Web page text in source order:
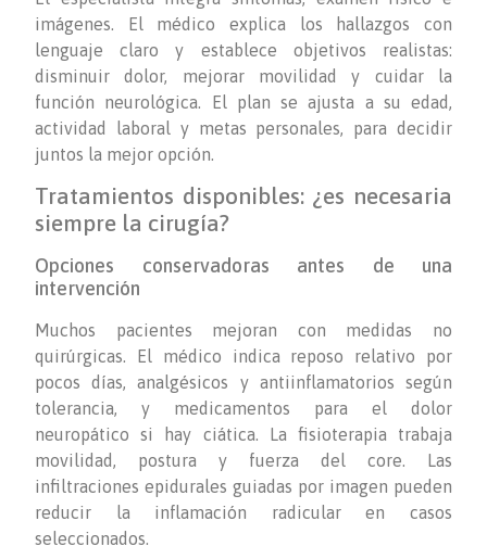
imágenes. El médico explica los hallazgos con
lenguaje claro y establece objetivos realistas:
disminuir dolor, mejorar movilidad y cuidar la
función neurológica. El plan se ajusta a su edad,
actividad laboral y metas personales, para decidir
juntos la mejor opción.
Tratamientos disponibles: ¿es necesaria
siempre la cirugía?
Opciones conservadoras antes de una
intervención
Muchos pacientes mejoran con medidas no
quirúrgicas. El médico indica reposo relativo por
pocos días, analgésicos y antiinflamatorios según
tolerancia, y medicamentos para el dolor
neuropático si hay ciática. La fisioterapia trabaja
movilidad, postura y fuerza del core. Las
infiltraciones epidurales guiadas por imagen pueden
reducir la inflamación radicular en casos
seleccionados.